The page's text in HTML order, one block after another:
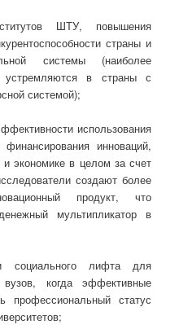
ШТУ, повышения
страны и
системы (наиболее
устремляются в страны с
системой);
использования
инноваций,
экономике в целом за счет
создают более
продукт, что
мультипликатор в
социального лифта для
когда эффективные
профессиональный статус